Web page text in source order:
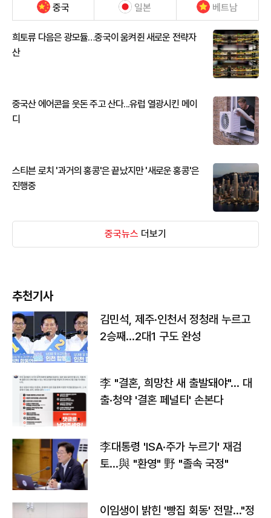
중국 일본 베트남
희토류 다음은 광모듈…중국이 움켜쥔 새로운 전략자
산
중국산 에어콘을 웃돈 주고 산다...유럽 열광시킨 메이
디
스티븐 로치 '과거의 홍콩'은 끝났지만 '새로운 홍콩'은
진행중
중국뉴스 더보기
추천기사
김민석, 제주·인천서 정청래 누르고
2승째…2대1 구도 완성
李 "결혼, 희망찬 새 출발돼야"… 대
출·청약 '결혼 페널티' 손본다
李대통령 'ISA·주가 누르기' 재검
토…與 "환영" 野 "졸속 국정"
이임생이 밝힌 '빵집 회동' 전말…"정